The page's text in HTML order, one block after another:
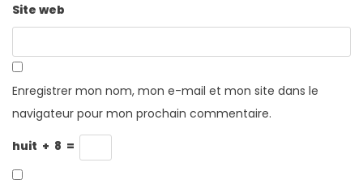
Site web
Enregistrer mon nom, mon e-mail et mon site dans le
navigateur pour mon prochain commentaire.
huit + 8 =